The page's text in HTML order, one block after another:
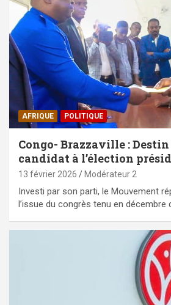
AFRIQUE POLITIQUE
Congo- Brazzaville :
candidat à l’élection
13 février 2026 Modérateur 2
Investi par son parti, le Mouvement
l’issue du congrès tenu en décembre